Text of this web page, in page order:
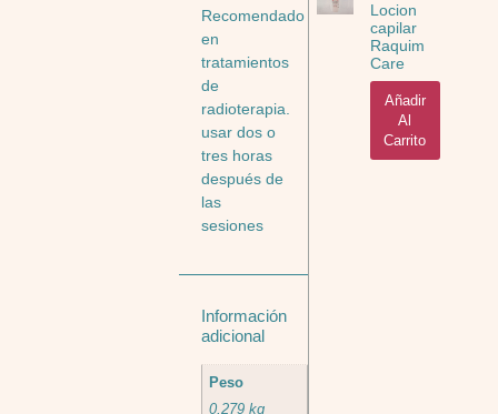
Recomendado
en
tratamientos
de
radioterapia.
usar dos o
tres horas
después de
las
sesiones
Información
adicional
Peso
0,279 kg
Locion
capilar
Raquim
Care
Añadir
Al
Carrito